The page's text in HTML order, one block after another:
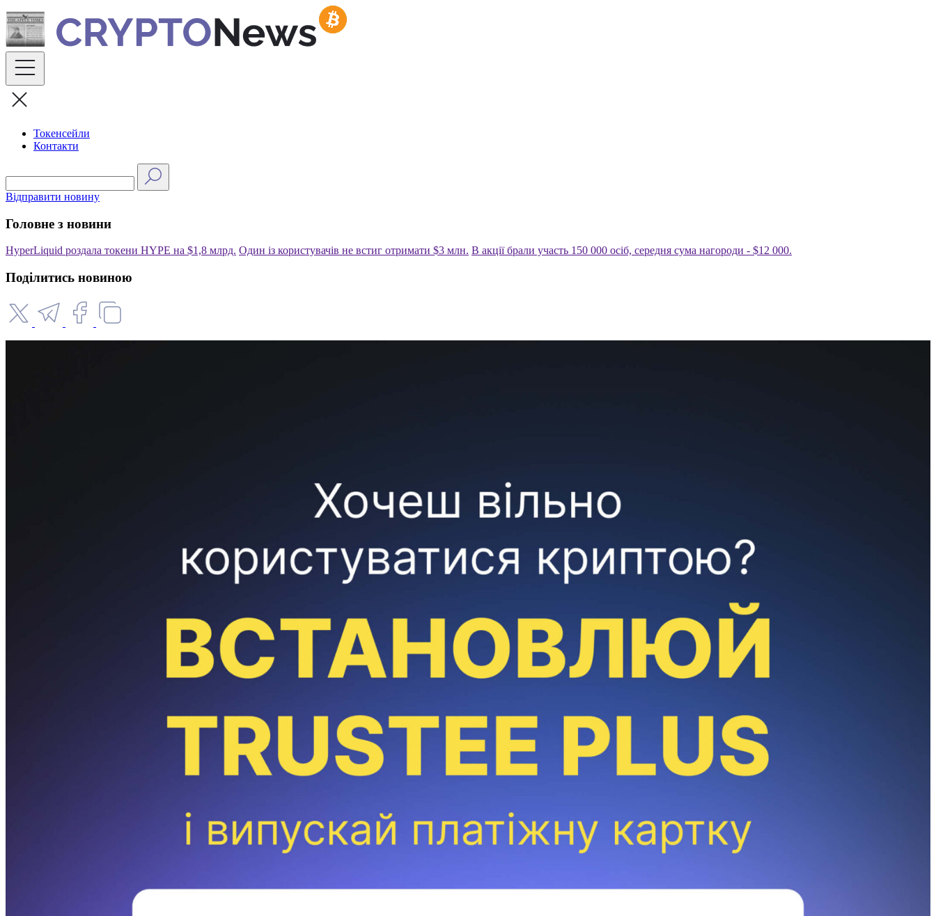
Skip
to
content
Токенсейли
Контакти
Відправити новину
Головне з новини
HyperLiquid роздала токени HYPE на $1,8 млрд. Один із користувачів не встиг отримати $3 млн. В акції брали участь 150 000 осіб, середня сума нагороди - $12 000.
Поділитись новиною